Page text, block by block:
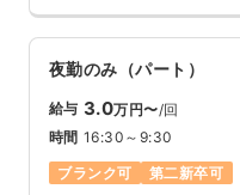
夜勤のみ（パート）
給与 3.0万円〜/回
時間 16:30～9:30
ブランク可
第二新卒可